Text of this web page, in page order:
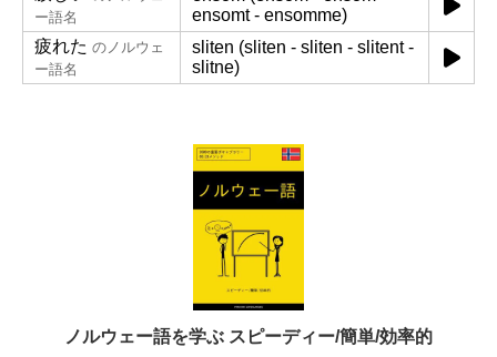
ー語名
ensomt - ensomme)
疲れた のノルウェ
ー語名
sliten (sliten - sliten - slitent -
slitne)
ノルウェー語を学ぶ スピーディー/簡単/効率的